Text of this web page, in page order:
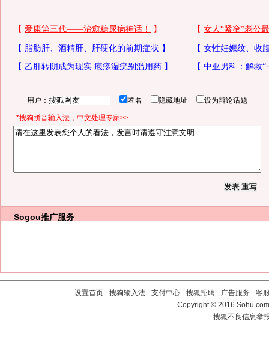
用户： 匿名 隐藏地址 设为辩论话题
*搜狗拼音输入法，中文处理专家>>
Sogou推广服务
设置首页 - 搜狗输入法 - 支付中心 - 搜狐招聘 - 广告服务 - 客
Copyright©2016
搜狐不良信息举